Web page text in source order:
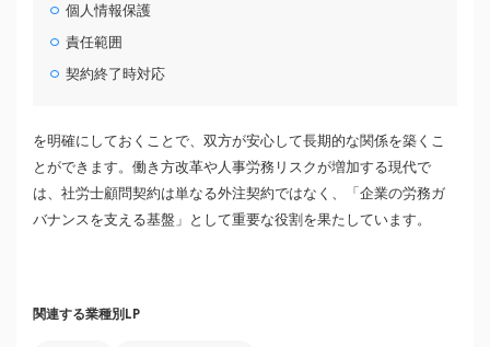
個人情報保護
責任範囲
契約終了時対応
を明確にしておくことで、双方が安心して長期的な関係を築くこ
とができます。働き方改革や人事労務リスクが増加する現代で
は、社労士顧問契約は単なる外注契約ではなく、「企業の労務ガ
バナンスを支える基盤」として重要な役割を果たしています。
関連する業種別LP